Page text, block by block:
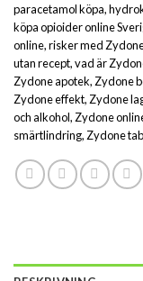
paracetamol köpa,
köpa opioider online
online,risker med
utan recept,vad är
Zydone apotek, Zydone
Zydone effekt, Zydone
och alkohol, Zydone
smärtlindring, Zydone